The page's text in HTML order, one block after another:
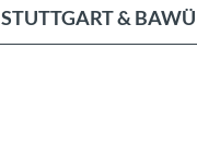
STUTTGART & BAWÜ